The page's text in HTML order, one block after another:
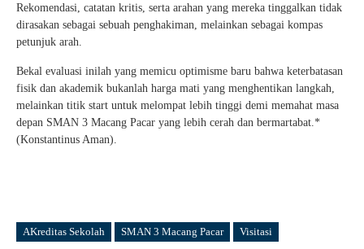
Rekomendasi, catatan kritis, serta arahan yang mereka tinggalkan tidak
dirasakan sebagai sebuah penghakiman, melainkan sebagai kompas
petunjuk arah.
Bekal evaluasi inilah yang memicu optimisme baru bahwa keterbatasan
fisik dan akademik bukanlah harga mati yang menghentikan langkah,
melainkan titik start untuk melompat lebih tinggi demi memahat masa
depan SMAN 3 Macang Pacar yang lebih cerah dan bermartabat.*
(Konstantinus Aman).
AKreditas Sekolah SMAN 3 Macang Pacar Visitasi